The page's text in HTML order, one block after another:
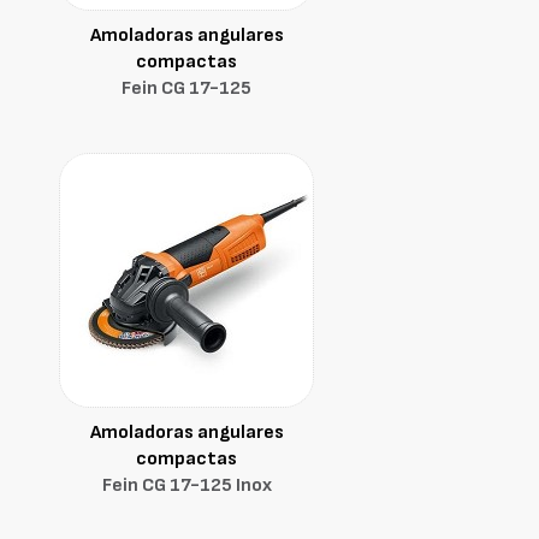
Amoladoras angulares
compactas
Fein CG 17-125
Amoladoras angulares
compactas
Fein CG 17-125 Inox